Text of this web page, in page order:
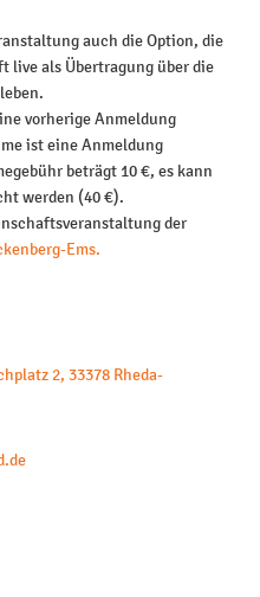
Fernleihe
Führungen
Internet, Kopierer,
Weitere Angebote
auch die Option, die
live als Übertragung über die
vorherige Anmeldung
ist eine Anmeldung
beträgt 10 €, es kann
werden (40 €).
der
Ems.
2, 33378 Rheda-